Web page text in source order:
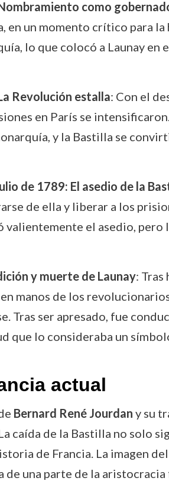
como
en un momento crítico para
lo que colocó a Launay en
Revolución estalla: Con el
en París se
y la Bastilla se
de 1789: El asedio de la
de ella y liberar a los
valientemente el asedio, pero
y muerte de Launay: Tras
manos de los
Tras ser apresado, fue
que lo consideraba un
actual
Bernard René Jourdan y su
caída de la Bastilla no solo
de Francia. La imagen
de una parte de la